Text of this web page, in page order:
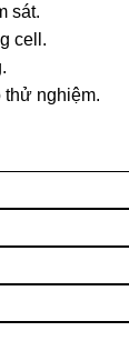
sát.
cell.
thử nghiệm.